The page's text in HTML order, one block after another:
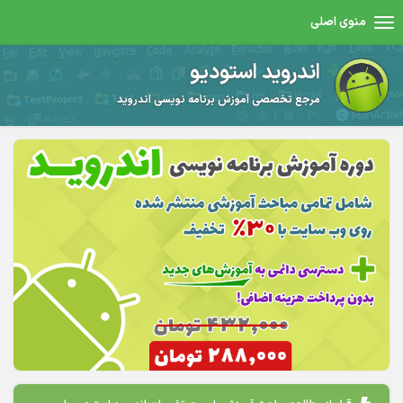
منوی اصلی
اندروید استودیو
مرجع تخصصی آموزش برنامه نویسی اندروید